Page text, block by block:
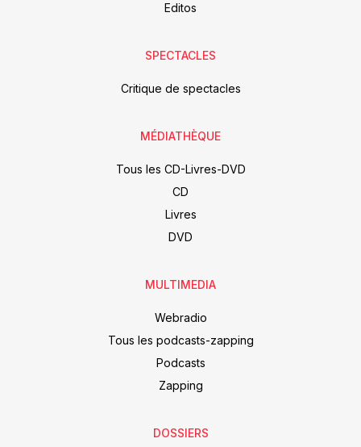
Editos
SPECTACLES
Critique de spectacles
MÉDIATHÈQUE
Tous les CD-Livres-DVD
CD
Livres
DVD
MULTIMEDIA
Webradio
Tous les podcasts-zapping
Podcasts
Zapping
DOSSIERS